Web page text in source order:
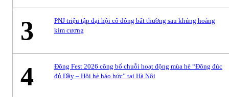
3
PNJ triệu tập đại hội cổ đông bất thường sau khủng hoảng
kim cương
4
Đông Fest 2026 công bố chuỗi hoạt động mùa hè “Đông đúc
đủ Đầy – Hội hè háo hức” tại Hà Nội